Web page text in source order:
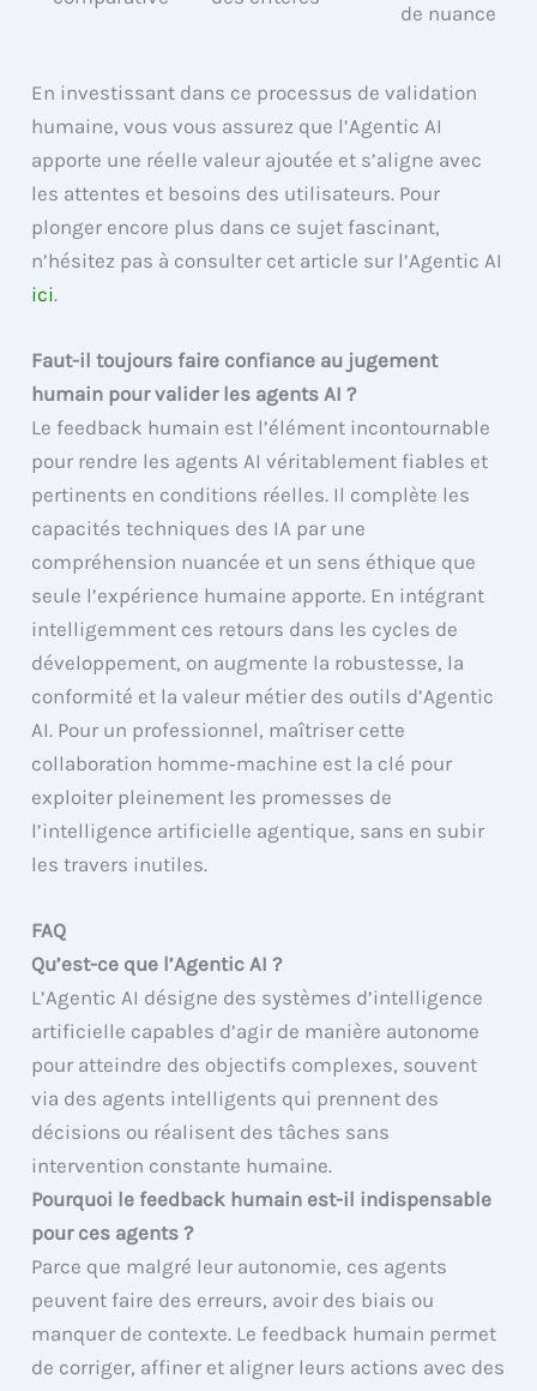
de nuance
En investissant dans ce processus de validation
humaine, vous vous assurez que l’Agentic AI
apporte une réelle valeur ajoutée et s’aligne avec
les attentes et besoins des utilisateurs. Pour
plonger encore plus dans ce sujet fascinant,
n’hésitez pas à consulter cet article sur l’Agentic AI
ici.
Faut-il toujours faire confiance au jugement
humain pour valider les agents AI ?
Le feedback humain est l’élément incontournable
pour rendre les agents AI véritablement fiables et
pertinents en conditions réelles. Il complète les
capacités techniques des IA par une
compréhension nuancée et un sens éthique que
seule l’expérience humaine apporte. En intégrant
intelligemment ces retours dans les cycles de
développement, on augmente la robustesse, la
conformité et la valeur métier des outils d’Agentic
AI. Pour un professionnel, maîtriser cette
collaboration homme‐machine est la clé pour
exploiter pleinement les promesses de
l’intelligence artificielle agentique, sans en subir
les travers inutiles.
FAQ
Qu’est-ce que l’Agentic AI ?
L’Agentic AI désigne des systèmes d’intelligence
artificielle capables d’agir de manière autonome
pour atteindre des objectifs complexes, souvent
via des agents intelligents qui prennent des
décisions ou réalisent des tâches sans
intervention constante humaine.
Pourquoi le feedback humain est-il indispensable
pour ces agents ?
Parce que malgré leur autonomie, ces agents
peuvent faire des erreurs, avoir des biais ou
manquer de contexte. Le feedback humain permet
de corriger, affiner et aligner leurs actions avec des